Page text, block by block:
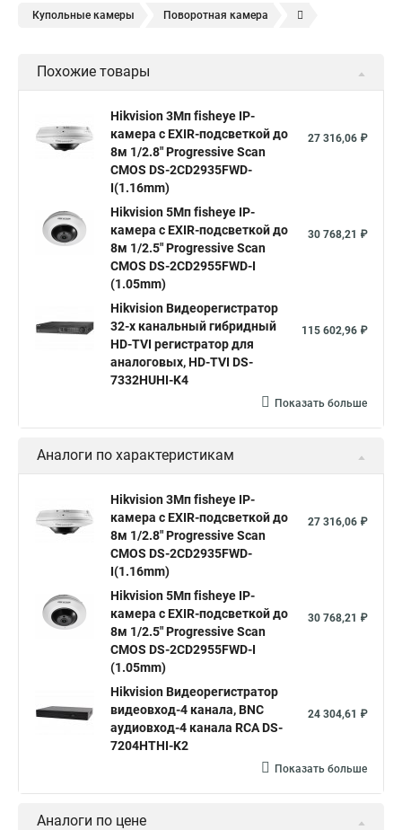
Купольные камеры Поворотная камера
Камера видеонаблюдения hikvision
Hikvision купить Hikvision уличная ip камера
Hikvision poe
Hikvision 2 8 mm Hikvision camera Hikvision 2cd1148 i b
Видеонаблюдение Ip видеокамеры
Hikvision 2cd2142fwd
Hikvision ds 2cd1148 hikvision ds 2cd1148 i b
hikvision ds 2cd2042wd i Видеокамера hikvision
Видеокамеры hikvision ds
Камера Hikvision ds 2ce16d8t
Видеокамера hikvision hiwatch
Камера Hikvision ds 2cd2442fwd
Уличная камера Hikvision ip camera
Hikvision поворотная камера Hikvision купольная
Нikvision микрофон Hikvision поворотная
Hikvision порты
Похожие товары
Hikvision 3Мп fisheye IP-
камера c EXIR-подсветкой до
8м 1/2.8" Progressive Scan
CMOS DS-2CD2935FWD-
I(1.16mm)
27 316,06 ₽
Hikvision 5Мп fisheye IP-
камера c EXIR-подсветкой до
8м 1/2.5" Progressive Scan
CMOS DS-2CD2955FWD-I
(1.05mm)
30 768,21 ₽
Hikvision Видеорегистратор
32-х канальный гибридный
HD-TVI регистратор для
аналоговых, HD-TVI DS-
7332HUHI-K4
115 602,96 ₽
Показать больше
Аналоги по характеристикам
Hikvision 3Мп fisheye IP-
камера c EXIR-подсветкой до
8м 1/2.8" Progressive Scan
CMOS DS-2CD2935FWD-
I(1.16mm)
27 316,06 ₽
Hikvision 5Мп fisheye IP-
камера c EXIR-подсветкой до
8м 1/2.5" Progressive Scan
CMOS DS-2CD2955FWD-I
(1.05mm)
30 768,21 ₽
Hikvision Видеорегистратор
видеовход-4 канала, BNC
аудиовход-4 канала RCA DS-
7204HTHI-K2
24 304,61 ₽
Показать больше
Аналоги по цене